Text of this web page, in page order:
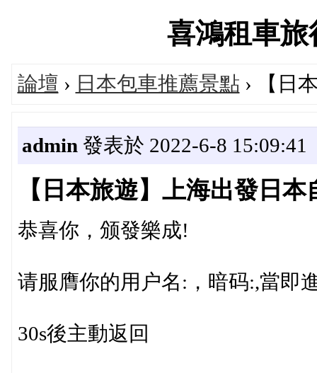
喜鴻租車
論壇 › 日本包車推薦景點 › 【日
admin 發表於 2022-6-8 15:09:41
【日本旅遊】上海出發日
恭喜你，颁發樂成!
请服膺你的用户名:，暗码:,當即
30s後主動返回